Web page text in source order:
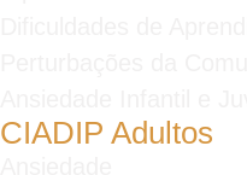
CIADIP Adultos